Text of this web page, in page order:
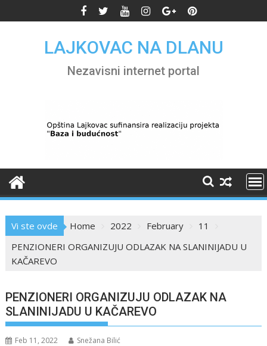
to
LAJKOVAC NA DLANU
Nezavisni internet portal
Vi ste ovde Home 2022 February
11
PENZIONERI ORGANIZUJU ODLAZAK NA SLANINIJADU U
KAČAREVO
PENZIONERI ORGANIZUJU ODLAZAK NA
SLANINIJADU U KAČAREVO
Feb 11, 2022 Snežana Bilić